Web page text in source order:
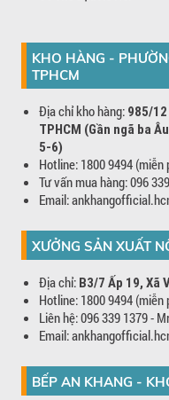
KHO HÀNG -
TPHCM
Địa chỉ kho hàng: 985/
TPHCM (Gần ngã ba
5-6)
Hotline: 1800 9494 (miễn
Tư vấn mua hàng: 096
Email:
XƯỞNG SẢN XUẤT
Địa chỉ: B3/7 Ấp 19, Xã
Hotline: 1800 9494 (miễn
Liên hệ: 096 339 1379 -
Email:
BẾP AN KHANG -